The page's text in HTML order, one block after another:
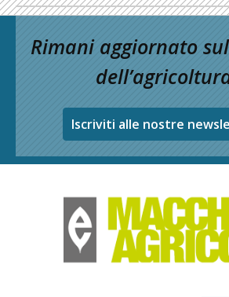
Rimani aggiornato
Iscriviti alle nostre